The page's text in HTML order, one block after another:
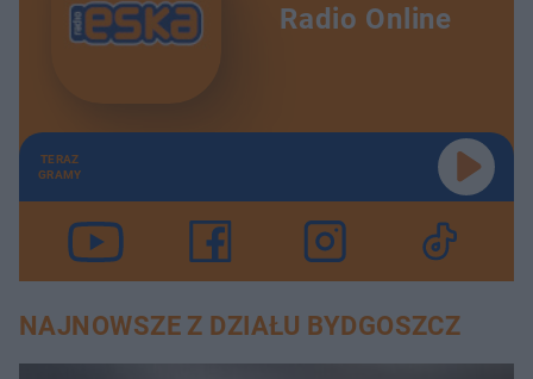
Radio Online
TERAZ
GRAMY
NAJNOWSZE Z DZIAŁU BYDGOSZCZ